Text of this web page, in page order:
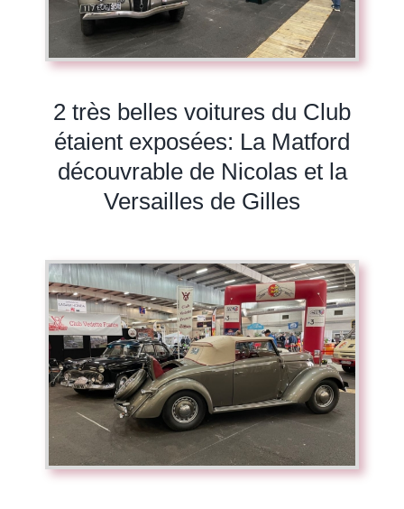
2 très belles voitures du Club
étaient exposées: La Matford
découvrable de Nicolas et la
Versailles de Gilles